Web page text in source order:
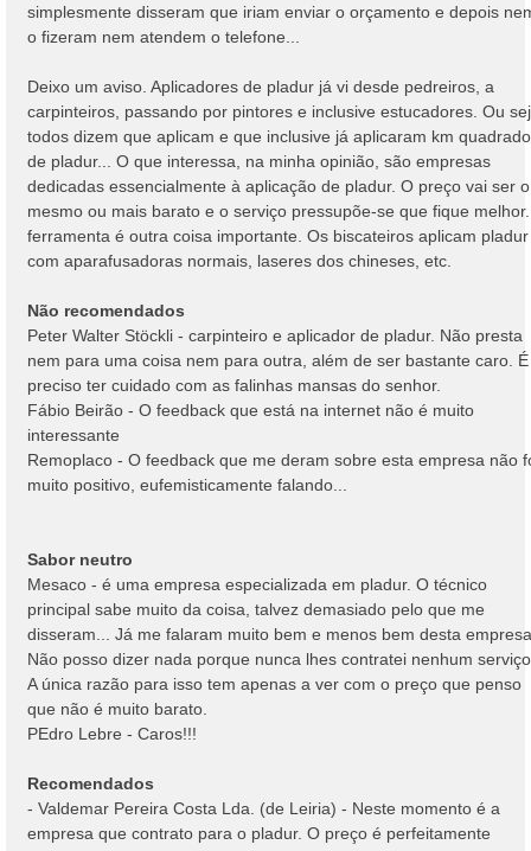
simplesmente disseram que iriam enviar o orçamento e depois
o fizeram nem atendem o telefone...
Deixo um aviso. Aplicadores de pladur já vi desde pedreiros, a
carpinteiros, passando por pintores e inclusive estucadores. Ou
todos dizem que aplicam e que inclusive já aplicaram km
de pladur... O que interessa, na minha opinião, são empresas
dedicadas essencialmente à aplicação de pladur. O preço vai ser o
mesmo ou mais barato e o serviço pressupõe-se que fique melhor.
ferramenta é outra coisa importante. Os biscateiros aplicam pladur
com aparafusadoras normais, laseres dos chineses, etc.
Não recomendados
Peter Walter Stöckli - carpinteiro e aplicador de pladur. Não presta
nem para uma coisa nem para outra, além de ser bastante caro. É
preciso ter cuidado com as falinhas mansas do senhor.
Fábio Beirão - O feedback que está na internet não é muito
interessante
Remoplaco - O feedback que me deram sobre esta empresa não
muito positivo, eufemisticamente falando...
Sabor neutro
Mesaco - é uma empresa especializada em pladur. O técnico
principal sabe muito da coisa, talvez demasiado pelo que me
disseram... Já me falaram muito bem e menos bem desta
Não posso dizer nada porque nunca lhes contratei nenhum
A única razão para isso tem apenas a ver com o preço que penso
que não é muito barato.
PEdro Lebre - Caros!!!
Recomendados
- Valdemar Pereira Costa Lda. (de Leiria) - Neste momento é a
empresa que contrato para o pladur. O preço é perfeitamente